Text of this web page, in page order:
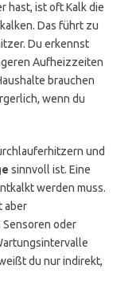
hast, ist oft Kalk die
Das führt zu
Du erkennst
Aufheizzeiten
brauchen
wenn du
und
sinnvoll ist. Eine
werden muss.
aber
Sensoren oder
du nur indirekt,